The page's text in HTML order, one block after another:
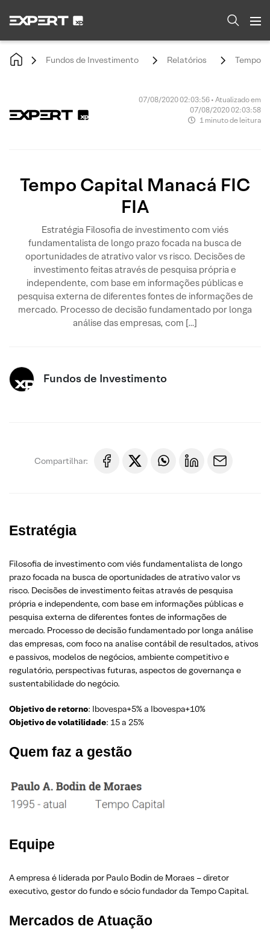
Fundos de Investimento Relatórios Tempo
07/08/2020 02:03:56 • Atualizado em
07/08/2020 02:03:58
1 minuto de leitura
Tempo Capital Manacá FIC
FIA
Estratégia Filosofia de investimento com viés
fundamentalista de longo prazo focada na busca de
oportunidades de atrativo valor vs risco. Decisões de
investimento feitas através de pesquisa própria e
independente, com base em informações públicas e
pesquisa externa de diferentes fontes de informações de
mercado. Processo de decisão fundamentado por longa
análise das empresas, com […]
Fundos de Investimento
Compartilhar:
Estratégia
Filosofia de investimento com viés fundamentalista de longo
prazo focada na busca de oportunidades de atrativo valor vs
risco. Decisões de investimento feitas através de pesquisa
própria e independente, com base em informações públicas e
pesquisa externa de diferentes fontes de informações de
mercado. Processo de decisão fundamentado por longa análise
das empresas, com foco na analise contábil de resultados, ativos
e passivos, modelos de negócios, ambiente competitivo e
regulatório, perspectivas futuras, aspectos de governança e
sustentabilidade do negócio.
Objetivo de retorno: Ibovespa+5% a Ibovespa+10%
Objetivo de volatilidade: 15 a 25%
Quem faz a gestão
Equipe
A empresa é liderada por Paulo Bodin de Moraes – diretor
executivo, gestor do fundo e sócio fundador da Tempo Capital.
Mercados de Atuação